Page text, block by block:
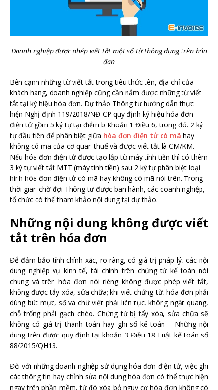
Doanh nghiệp được phép viết tắt một số từ thông dụng trên hóa
đơn
Bên cạnh những từ viết tắt trong tiêu thức tên, địa chỉ của
khách hàng, doanh nghiệp cũng cần nắm được những từ viết
tắt tại ký hiệu hóa đơn. Dự thảo Thông tư hướng dẫn thực
hiện Nghị định 119/2018/NĐ-CP quy định ký hiệu hóa đơn
điện tử gồm 5 ký tự tại điểm b Khoản 1 Điều 6, trong đó: 2 ký
tự đầu tiên để phân biệt giữa hóa đơn điện tử có mã hay
không có mã của cơ quan thuế và được viết tắt là CM/KM.
Nếu hóa đơn điện tử được tạo lập từ máy tính tiền thì có thêm
3 ký tự viết tắt MTT (máy tính tiền) sau 2 ký tự phân biệt loại
hình hóa đơn điện tử có mã hay không có mã nói trên. Trong
thời gian chờ đợi Thông tư được ban hành, các doanh nghiệp,
tổ chức có thể tham khảo nội dung tại dự thảo.
Những nội dung không được viết
tắt trên hóa đơn
Để đảm bảo tính chính xác, rõ ràng, có giá trị pháp lý, các nội
dung nghiệp vụ kinh tế, tài chính trên chứng từ kế toán nói
chung và trên hóa đơn nói riêng không được phép viết tắt,
không được tẩy xóa, sửa chữa; khi viết chứng từ, hóa đơn phải
dùng bút mực, số và chữ viết phải liên tục, không ngắt quãng,
chỗ trống phải gạch chéo. Chứng từ bị tẩy xóa, sửa chữa sẽ
không có giá trị thanh toán hay ghi số kế toán – Những nội
dung trên được quy định tại khoản 3 Điều 18 Luật kế toán số
88/2015/QH13.
Đối với những doanh nghiệp sử dụng hóa đơn điện tử, việc ghi
các thông tin hay chỉnh sửa nội dung hóa đơn có thể thực hiện
ngay trên phần mềm, từ đó xóa bỏ nguy cơ hóa đơn không có